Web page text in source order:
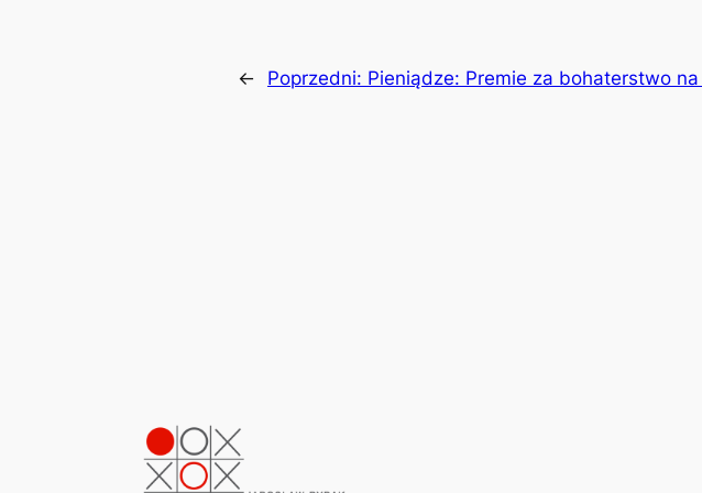
← Poprzedni: Pieniądze: Premie za bohaterstwo